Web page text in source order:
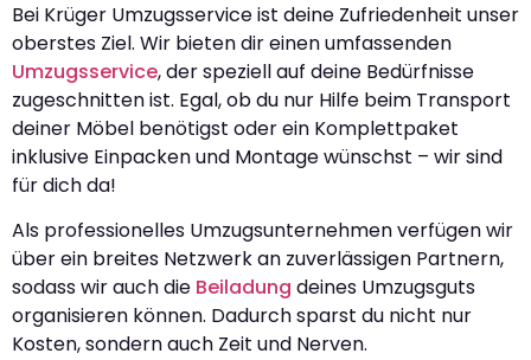
Bei Krüger Umzugsservice ist deine Zufriedenheit unser
oberstes Ziel. Wir bieten dir einen umfassenden
Umzugsservice, der speziell auf deine Bedürfnisse
zugeschnitten ist. Egal, ob du nur Hilfe beim Transport
deiner Möbel benötigst oder ein Komplettpaket
inklusive Einpacken und Montage wünschst – wir sind
für dich da!
Als professionelles Umzugsunternehmen verfügen wir
über ein breites Netzwerk an zuverlässigen Partnern,
sodass wir auch die Beiladung deines Umzugsguts
organisieren können. Dadurch sparst du nicht nur
Kosten, sondern auch Zeit und Nerven.